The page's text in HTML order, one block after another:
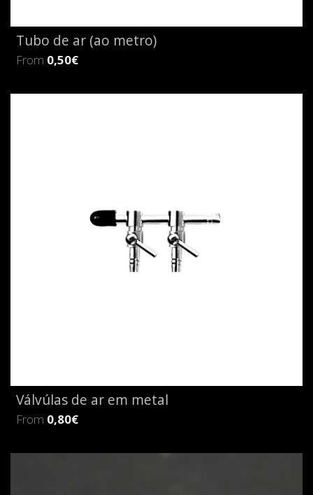
Tubo de ar (ao metro)
From 0,50€
Válvúlas de ar em metal
From 0,80€